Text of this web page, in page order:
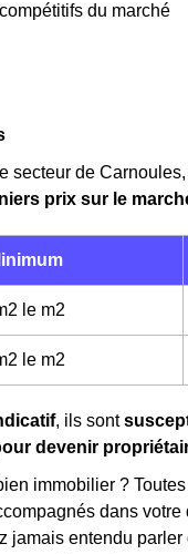
du marché
secteur de
prix sur le
le m2
le m2
, ils sont
devenir
immobilier ?
dans
entendu